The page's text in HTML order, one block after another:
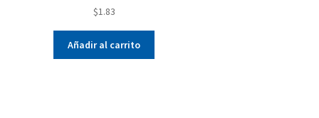
$1.83
Añadir al carrito